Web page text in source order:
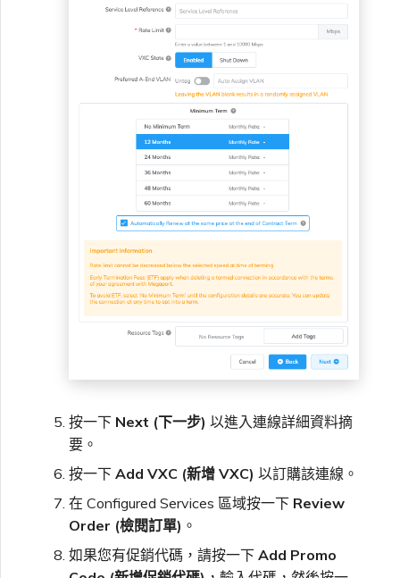
按一下 Next (下一步) 以進入連線詳細資料摘
要。
按一下 Add VXC (新增 VXC) 以訂購該連線。
在 Configured Services 區域按一下 Review
Order (檢閱訂單) 。
如果您有促銷代碼，請按一下 Add Promo